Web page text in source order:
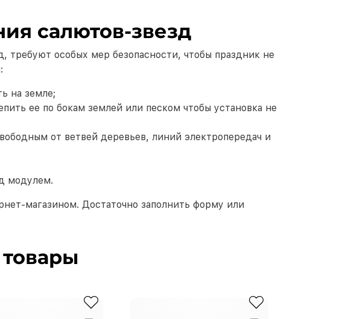
салютов-звезд
требуют особых мер безопасности, чтобы праздник не
на земле;
ее по бокам землей или песком чтобы установка не
от ветвей деревьев, линий электропередач и
модулем.
магазином. Достаточно заполнить форму или